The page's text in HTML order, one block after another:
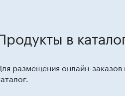
в
размещения онлайн-заказов